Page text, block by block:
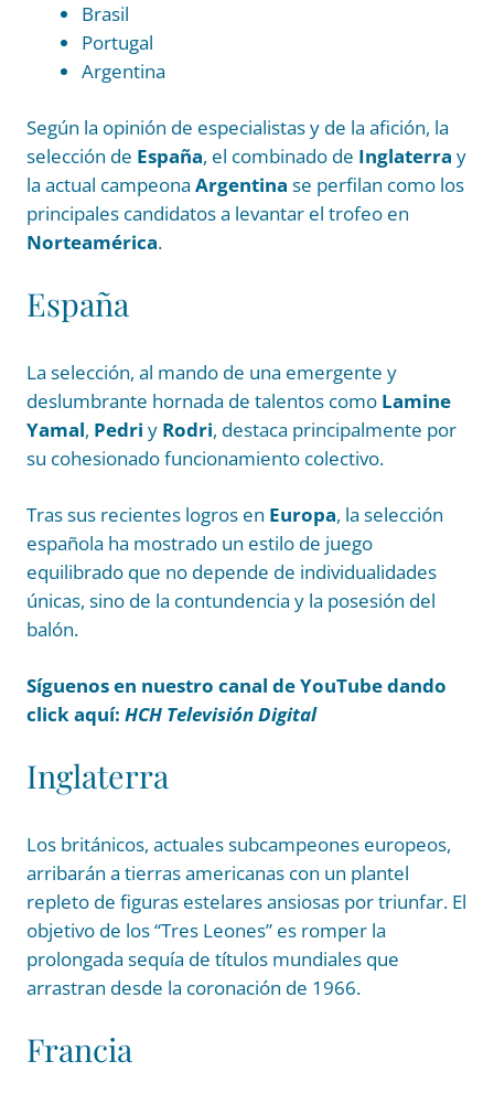
Brasil
Portugal
Argentina
Según la opinión de especialistas y de la afición, la
selección de España, el combinado de Inglaterra y
la actual campeona Argentina se perfilan como los
principales candidatos a levantar el trofeo en
Norteamérica.
España
La selección, al mando de una emergente y
deslumbrante hornada de talentos como Lamine
Yamal, Pedri y Rodri, destaca principalmente por
su cohesionado funcionamiento colectivo.
Tras sus recientes logros en Europa, la selección
española ha mostrado un estilo de juego
equilibrado que no depende de individualidades
únicas, sino de la contundencia y la posesión del
balón.
Síguenos en nuestro canal de YouTube dando
click aquí: HCH Televisión Digital
Inglaterra
Los británicos, actuales subcampeones europeos,
arribarán a tierras americanas con un plantel
repleto de figuras estelares ansiosas por triunfar. El
objetivo de los “Tres Leones” es romper la
prolongada sequía de títulos mundiales que
arrastran desde la coronación de 1966.
Francia